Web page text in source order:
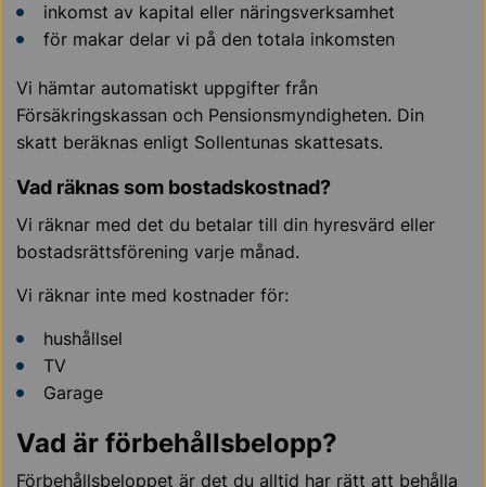
inkomst av kapital eller näringsverksamhet
för makar delar vi på den totala inkomsten
Vi hämtar automatiskt uppgifter från
Försäkringskassan och Pensionsmyndigheten. Din
skatt beräknas enligt Sollentunas skattesats.
Vad räknas som bostadskostnad?
Vi räknar med det du betalar till din hyresvärd eller
bostadsrättsförening varje månad.
Vi räknar inte med kostnader för:
hushållsel
TV
Garage
Vad är förbehållsbelopp?
Förbehållsbeloppet är det du alltid har rätt att behålla